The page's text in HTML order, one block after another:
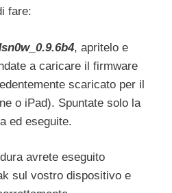
fare:
, apritelo e
a caricare il firmware
scaricato per il
o iPad). Spuntate solo la
ed eseguite.
avrete eseguito
sul vostro dispositivo e